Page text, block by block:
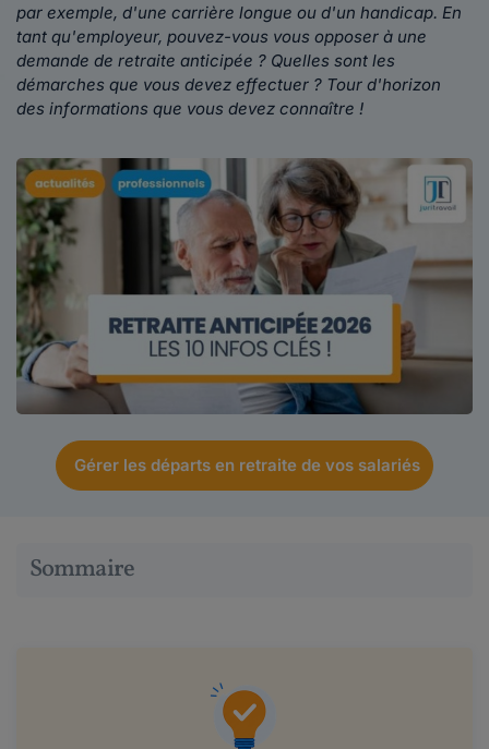
par exemple, d'une carrière longue ou d'un handicap. En
tant qu'employeur, pouvez-vous vous opposer à une
demande de retraite anticipée ? Quelles sont les
démarches que vous devez effectuer ? Tour d'horizon
des informations que vous devez connaître !
Gérer les départs en retraite de vos salariés
Sommaire